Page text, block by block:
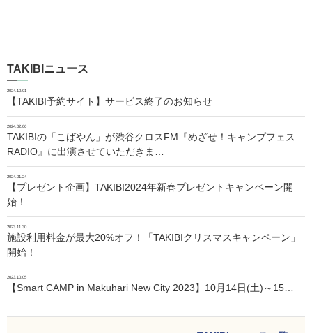
TAKIBIニュース
2024.10.01
【TAKIBI予約サイト】サービス終了のお知らせ
2024.02.06
TAKIBIの「こばやん」が渋谷クロスFM『めざせ！キャンプフェス
RADIO』に出演させていただきま…
2024.01.24
【プレゼント企画】TAKIBI2024年新春プレゼントキャンペーン開
始！
2023.11.30
施設利用料金が最大20%オフ！「TAKIBIクリスマスキャンペーン」
開始！
2023.10.05
【Smart CAMP in Makuhari New City 2023】10月14日(土)～15…